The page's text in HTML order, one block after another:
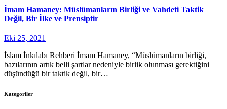
İmam Hamaney: Müslümanların Birliği ve Vahdeti Taktik
Değil, Bir İlke ve Prensiptir
Eki 25, 2021
İslam İnkılabı Rehberi İmam Hamaney, “Müslümanların birliği,
bazılarının artık belli şartlar nedeniyle birlik olunması gerektiğini
düşündüğü bir taktik değil, bir…
Kategoriler